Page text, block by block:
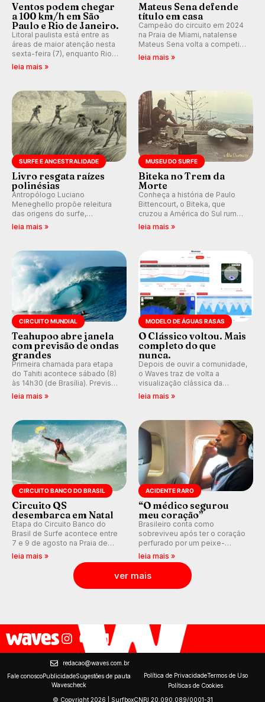
Ventos podem chegar
a 100 km/h em São
Paulo e Rio de Janeiro.
Litoral paulista está entre as
áreas de maior atenção nesta
sexta-feira (7), enquanto Rio
de Janeiro também recebe
km/h em Itanhaém.
leia mais »
Mateus Sena defende
título em casa
Campeão do circuito em 2024
na Praia de Miami, natalense
Mateus Sena volta a competir
em casa em busca de manter a
leia mais »
SURFE E ANCESTRALIDADE
Livro resgata raízes
polinésias
Antropólogo Luciano
Meneghello propõe releitura
das origens do surfe,
resgatando a cultura polinésia
prática em esporte e indústria.
leia mais »
MUSEU DO SURFE
Biteka no Trem da
Morte
Conheça a história de Paulo
Bittencourt, o Biteka, que
cruzou a América do Sul rumo
ao Pacífico em uma jornada
leia mais »
CIRCUITO MUNDIAL
Teahupoo abre janela
com previsão de ondas
grandes
Primeira chamada para etapa
do Tahiti acontece sábado (8)
às 14h30 (de Brasília). Previsão
indica swell consistente.
Kelly Slater convidado.
leia mais »
MODELO DE ÁGUAS RASAS
O Clássico voltou. Mais
completo do que
nunca.
Depois de ouvir a comunidade,
o Waves traz de volta a
visualização clássica da
previsão de águas rasas,
ondas para até 16 dias.
leia mais »
CIRCUITO BANCO DO BRASIL
Circuito QS
desembarca em Natal
Etapa do Circuito Banco do
Brasil de Surfe acontece entre
7 e 9 de agosto na Praia de
Miami (RN), em disputas
válidas pelo Qualifying Series
(QS) 4.000 e pela corrida por
vagas no Challenger Series.
leia mais »
ACIDENTE RARO
“O médico segurou
meu coração”
Brasileiro conta como
sobreviveu após ter o coração
perfurado por um peixe-
agulha enquanto surfava na
Costa Rica.
leia mais »
ver mais
redacao@waves.com.br
Fale conoscoPublicidadeSugestões de pauta
Wavescheck
Política de PrivacidadeTermos de Uso
Políticas de Cookies
© Copyright 2026 | SurfboxCNPJ 20.090.089/0001-31